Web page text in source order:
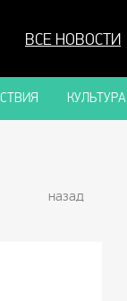
ВСЕ НОВОСТИ
КУЛЬТУРА
назад